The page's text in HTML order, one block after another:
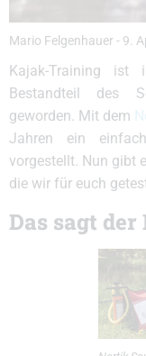
Mario Felgenhauer - 9.
Kajak-Training
Bestandteil des
geworden. Mit dem
Jahren ein
vorgestellt. Nun gibt
die wir für euch
Das sagt